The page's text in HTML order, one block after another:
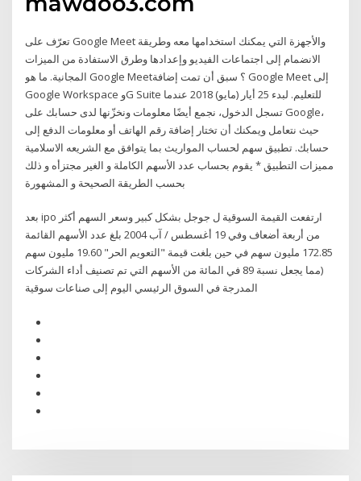
تعرّف على Google Meet والأجهزة التي يمكنك استخدامها معه وطريقة
الانضمام إلى اجتماعات الفيديو وإعدادها وطرق الاستفادة من الميزات
المجانية. ما هو Google Meet؟ سبق أن تمت إضافة Google Meet إلى
Google Workspace وG Suite للتعليم. لبدء 25 أيار (مايو) 2018 عندما
تسجل الدخول، نجمع أيضًا معلومات ونخزّنها لدى حسابك على Google،
حيث نتعامل ويمكنك أن تختار إضافة رقم الهاتف أو معلومات الدفع إلى
حسابك. تطبيق سهم لحساب المواريث بما يتوافق مع الشريعه الاسلامية
مميزات التطبيق * يقوم بحساب عدد الأسهم الكاملة و الغير مجتزأه و ذلك
بعد ipo ارتفعت القيمة السوقية ل جوجل بشكل كبير وسعر السهم أكثر
من أربعة أضعاف وفي 19 أغسطس / آب 2004 بلغ عدد الأسهم القائمة
172.85 مليون سهم في حين بلغت قيمة "التعويم الحر" 19.60 مليون سهم
(مما يجعل نسبة 89 في المائة من الأسهم التي تم تصنيف أداء الشركات
المدرجة في السوق الرئيسي اليوم إلى صناعات سوقية